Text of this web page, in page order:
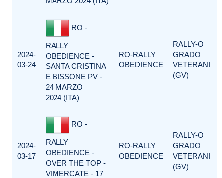
2024-
03-24
RO -
RALLY
OBEDIENCE -
SANTA CRISTINA
E BISSONE PV -
24 MARZO
2024 (ITA)
RO-RALLY
OBEDIENCE
RALLY-O
GRADO
VETERANI
(GV)
2024-
03-17
RO -
RALLY
OBEDIENCE -
OVER THE TOP -
VIMERCATE - 17
RO-RALLY
OBEDIENCE
RALLY-O
GRADO
VETERANI
(GV)